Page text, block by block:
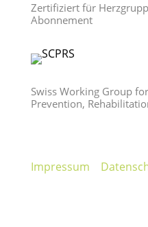
Zertifiziert für
Abonnement
Swiss Working Group
Prevention,
Impressum